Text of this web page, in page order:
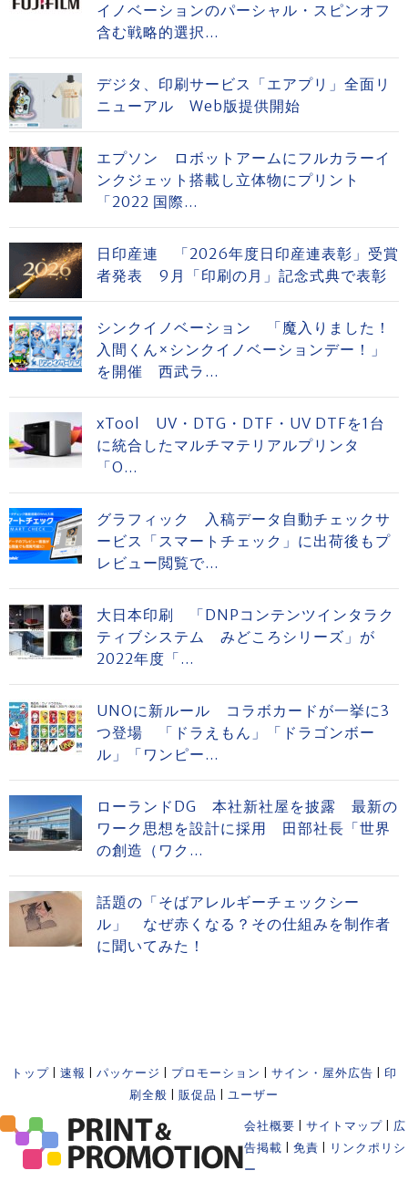
イノベーションのパーシャル・スピンオフ
含む戦略的選択...
デジタ、印刷サービス「エアプリ」全面リ
ニューアル Web版提供開始
エプソン ロボットアームにフルカラーイ
ンクジェット搭載し立体物にプリント
「2022 国際...
日印産連 「2026年度日印産連表彰」受賞
者発表 9月「印刷の月」記念式典で表彰
シンクイノベーション 「魔入りました！
入間くん×シンクイノベーションデー！」
を開催 西武ラ...
xTool UV・DTG・DTF・UV DTFを1台
に統合したマルチマテリアルプリンタ
「O...
グラフィック 入稿データ自動チェックサ
ービス「スマートチェック」に出荷後もプ
レビュー閲覧で...
大日本印刷 「DNPコンテンツインタラク
ティブシステム みどころシリーズ」が
2022年度「...
UNOに新ルール コラボカードが一挙に3
つ登場 「ドラえもん」「ドラゴンボー
ル」「ワンピー...
ローランドDG 本社新社屋を披露 最新の
ワーク思想を設計に採用 田部社長「世界
の創造（ワク...
話題の「そばアレルギーチェックシー
ル」 なぜ赤くなる？その仕組みを制作者
に聞いてみた！
トップ 速報 パッケージ プロモーション サイン・屋外広告
印
刷全般
販促品 ユーザー
会社概要 サイトマップ
広
告掲載
免責
リンクポリシ
ー